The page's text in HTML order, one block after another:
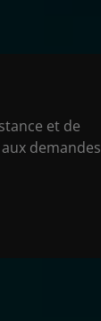
et de
demandes